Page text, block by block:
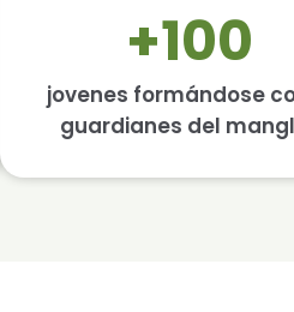
+100
jovenes formándose
guardianes del